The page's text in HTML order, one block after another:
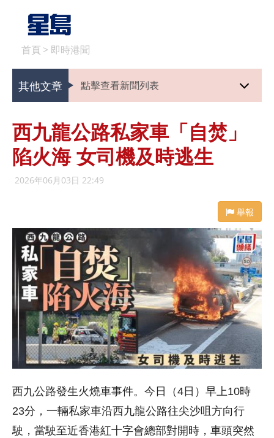
首頁 > 即時港聞
其他文章 點擊查看新聞列表
西九龍公路私家車「自焚」
陷火海 女司機及時逃生
2026年06月03日 22:49
舉報
西九公路發生火燒車事件。今日（4日）早上10時
23分，一輛私家車沿西九龍公路往尖沙咀方向行
駛，當駛至近香港紅十字會總部對開時，車頭突然